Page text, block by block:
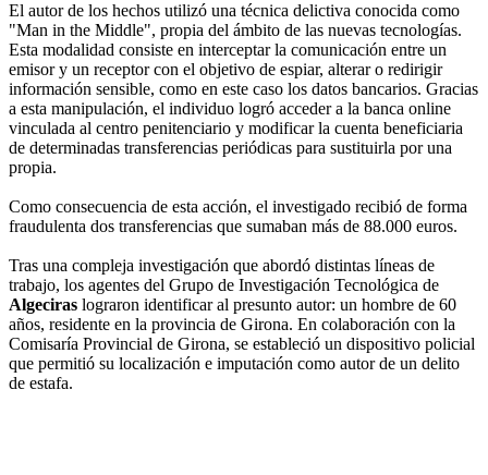
El autor de los hechos utilizó una técnica delictiva conocida como
"Man in the Middle", propia del ámbito de las nuevas tecnologías.
Esta modalidad consiste en interceptar la comunicación entre un
emisor y un receptor con el objetivo de espiar, alterar o redirigir
información sensible, como en este caso los datos bancarios. Gracias
a esta manipulación, el individuo logró acceder a la banca online
vinculada al centro penitenciario y modificar la cuenta beneficiaria
de determinadas transferencias periódicas para sustituirla por una
propia.
Como consecuencia de esta acción, el investigado recibió de forma
fraudulenta dos transferencias que sumaban más de 88.000 euros.
Tras una compleja investigación que abordó distintas líneas de
trabajo, los agentes del Grupo de Investigación Tecnológica de
Algeciras lograron identificar al presunto autor: un hombre de 60
años, residente en la provincia de Girona. En colaboración con la
Comisaría Provincial de Girona, se estableció un dispositivo policial
que permitió su localización e imputación como autor de un delito
de estafa.